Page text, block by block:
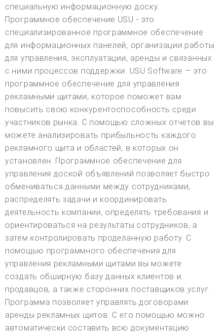
специальную информационную доску.
Программное обеспечение USU - это
специализированное программное обеспечение
для информационных панелей, организации работы
для управления, эксплуатации, аренды и связанных
с ними процессов поддержки. USU Software — это
программное обеспечение для управления
рекламными щитами, которое поможет вам
повысить свою конкурентоспособность среди
участников рынка. С помощью сложных отчетов вы
можете анализировать прибыльность каждого
рекламного щита и областей, в которых он
установлен. Программное обеспечение для
управления доской объявлений позволяет быстро
обмениваться данными между сотрудниками,
распределять задачи и координировать
деятельность компании, определять требования и
ориентироваться на результаты сотрудников, а
затем контролировать проделанную работу. С
помощью программного обеспечения для
управления рекламными щитами вы можете
создать обширную базу данных клиентов и
продавцов, а также сторонних поставщиков услуг.
Программа позволяет управлять договорами
аренды рекламных щитов. С его помощью можно
автоматически составить всю документацию